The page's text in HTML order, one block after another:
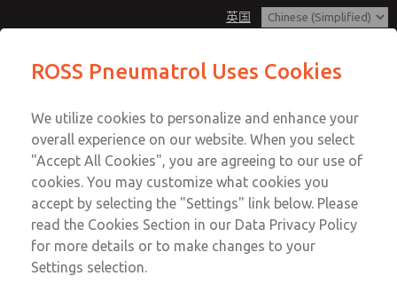
英国
账户
登录
注册
ROSS Pneumatrol Uses Cookies
We utilize cookies to personalize and enhance your
overall experience on our website. When you select
"Accept All Cookies", you are agreeing to our use of
cookies. You may customize what cookies you
accept by selecting the "Settings" link below. Please
read the Cookies Section in our Data Privacy Policy
for more details or to make changes to your
Settings selection.